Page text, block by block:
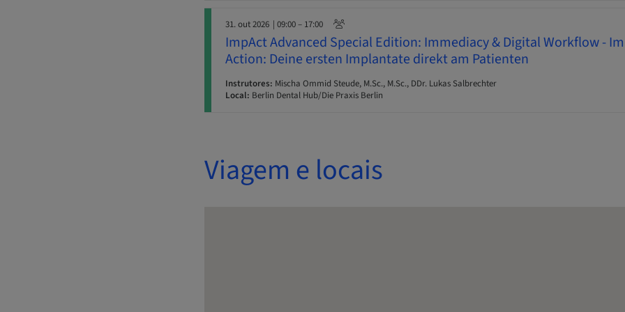
31. out 2026 | 09:00 – 17:00
ImpAct Advanced Special Edition: Immediacy & Digital Workflow -
Action: Deine ersten Implantate direkt am Patienten
Instrutores: Mischa Ommid Steude, M.Sc., M.Sc., DDr. Lukas Salbrechter
Local: Berlin Dental Hub/Die Praxis Berlin
Viagem e locais